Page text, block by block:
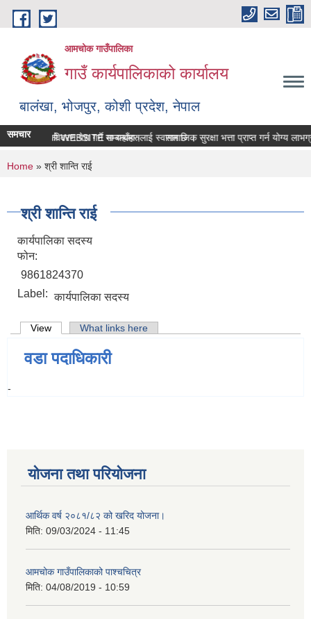
Skip to main content
आमचोक गाउँपालिका
गाउँ कार्यपालिकाको कार्यालय
बालंखा, भोजपुर, कोशी प्रदेश, नेपाल
गउँपालिकाको WEBSITE मा यहाँहरुलाई स्वागत छ ।
समचारसम्पत्ति विवरण पेश गर्ने सम्बन्धमा। सामाजिक सुरक्षा भत्ता प्राप्‍त गर्न योग्य
You are here
Home » श्री शान्ति राई
श्री शान्ति राई
कार्यपालिका सदस्य
फोन:
9861824370
Label: कार्यपालिका सदस्य
Primary tabs
View (active tab)What links here
वडा पदाधिकारी
-
योजना तथा परियोजना
आर्थिक वर्ष २०८१/८२ को खरिद योजना।
मिति: 09/03/2024 - 11:45
आमचोक गाउँपालिकाको पाश्चचित्र
मिति: 04/08/2019 - 10:59